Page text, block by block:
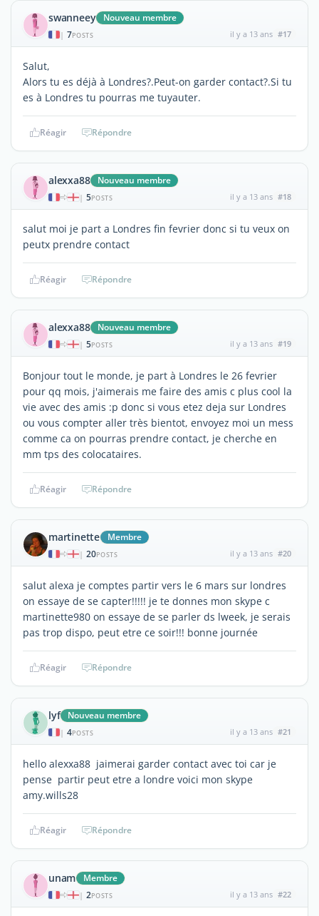
swanneey Nouveau membre
| 7POSTS il y a 13 ans #17
Salut,
Alors tu es déjà à Londres?.Peut-on garder contact?.Si tu
es à Londres tu pourras me tuyauter.
Réagir Répondre
alexxa88 Nouveau membre
| 5POSTS il y a 13 ans #18
salut moi je part a Londres fin fevrier donc si tu veux on
peutx prendre contact
Réagir Répondre
alexxa88 Nouveau membre
| 5POSTS il y a 13 ans #19
Bonjour tout le monde, je part à Londres le 26 fevrier
pour qq mois, j'aimerais me faire des amis c plus cool la
vie avec des amis :p donc si vous etez deja sur Londres
ou vous compter aller très bientot, envoyez moi un mess
comme ca on pourras prendre contact, je cherche en
mm tps des colocataires.
Réagir Répondre
martinette Membre
| 20POSTS il y a 13 ans #20
salut alexa je comptes partir vers le 6 mars sur londres
on essaye de se capter!!!!! je te donnes mon skype c
martinette980 on essaye de se parler ds lweek, je serais
pas trop dispo, peut etre ce soir!!! bonne journée
Réagir Répondre
lyf Nouveau membre
| 4POSTS il y a 13 ans #21
hello alexxa88 jaimerai garder contact avec toi car je
pense partir peut etre a londre voici mon skype
amy.wills28
Réagir Répondre
unam Membre
| 2POSTS il y a 13 ans #22